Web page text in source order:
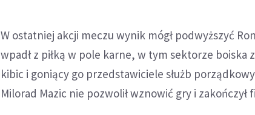
W ostatniej akcji meczu wynik mógł podwyższyć
wpadł z piłką w pole karne, w tym sektorze boiska
kibic i goniący go przedstawiciele służb
Milorad Mazic nie pozwolił wznowić gry i zakończył